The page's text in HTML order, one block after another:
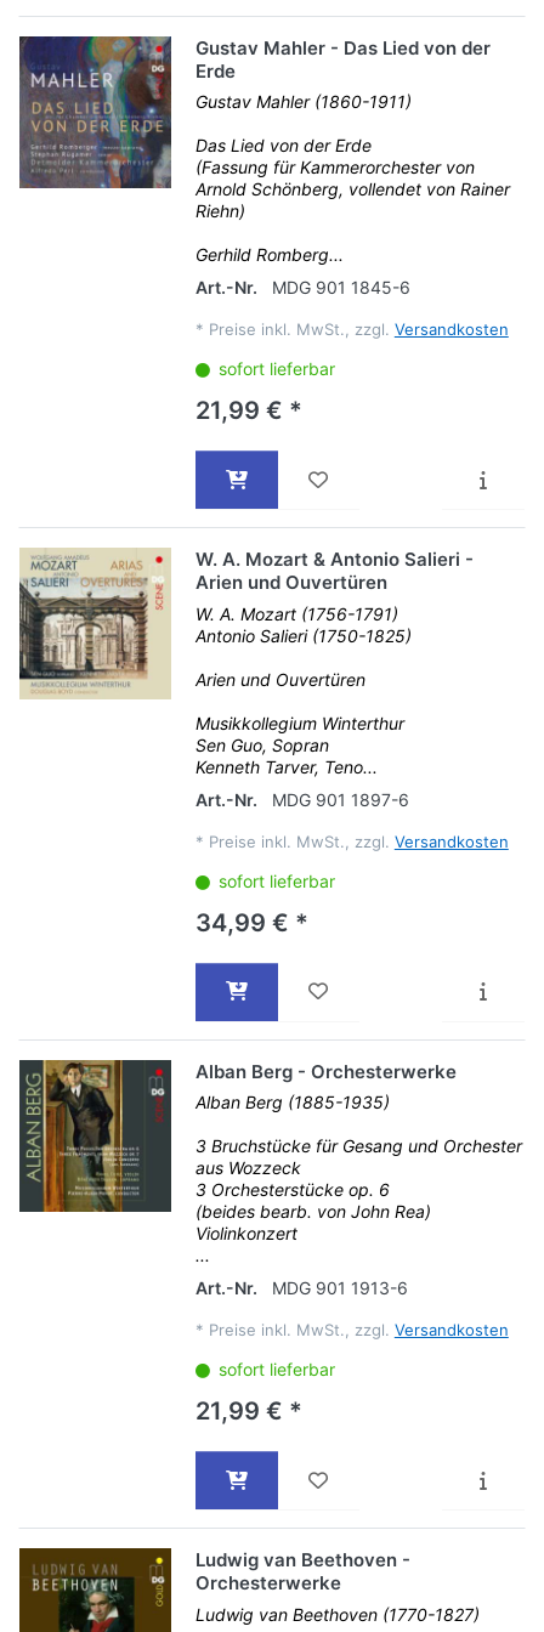
Gustav Mahler - Das Lied von der
Erde
Gustav Mahler (1860-1911)
Das Lied von der Erde
(Fassung für Kammerorchester von
Arnold Schönberg, vollendet von Rainer
Riehn)
Gerhild Romberg...
Art.-Nr.
MDG 901 1845-6
* Preise inkl. MwSt., zzgl. Versandkosten
sofort lieferbar
21,99 € *
W. A. Mozart & Antonio Salieri -
Arien und Ouvertüren
W. A. Mozart (1756-1791)
Antonio Salieri (1750-1825)
Arien und Ouvertüren
Musikkollegium Winterthur
Sen Guo, Sopran
Kenneth Tarver, Teno...
Art.-Nr.
MDG 901 1897-6
* Preise inkl. MwSt., zzgl. Versandkosten
sofort lieferbar
34,99 € *
Alban Berg - Orchesterwerke
Alban Berg (1885-1935)
3 Bruchstücke für Gesang und Orchester
aus Wozzeck
3 Orchesterstücke op. 6
(beides bearb. von John Rea)
Violinkonzert
...
Art.-Nr.
MDG 901 1913-6
* Preise inkl. MwSt., zzgl. Versandkosten
sofort lieferbar
21,99 € *
Ludwig van Beethoven -
Orchesterwerke
Ludwig van Beethoven (1770-1827)